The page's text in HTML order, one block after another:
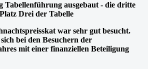
Tabellenführung ausgebaut - die dritte
Drei der Tabelle
war sehr gut besucht.
bei den Besuchern der
mit einer finanziellen Beteiligung